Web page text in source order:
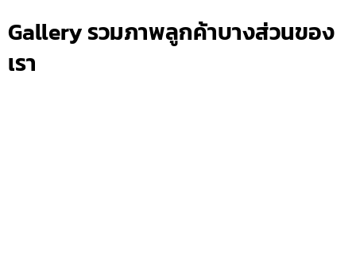
Gallery รวมภาพลูกค้าบางส่วนของ
เรา